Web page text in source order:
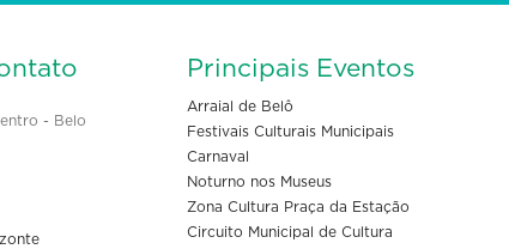
- Belo
Principais Eventos
Arraial de Belô
Festivais Culturais Municipais
Carnaval
Noturno nos Museus
Zona Cultura Praça da Estação
Circuito Municipal de Cultura